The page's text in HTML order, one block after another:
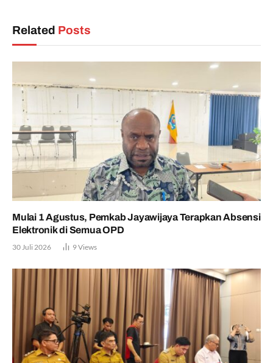
Related Posts
Mulai 1 Agustus, Pemkab Jayawijaya Terapkan Absensi
Elektronik di Semua OPD
30 Juli 2026 9Views